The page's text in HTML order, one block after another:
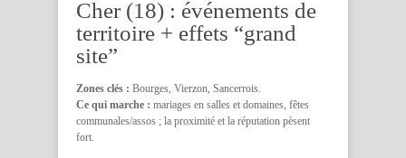
Cher (18) : événements de
territoire + effets “grand
site”
Zones clés : Bourges, Vierzon, Sancerrois.
Ce qui marche : mariages en salles et domaines, fêtes
communales/assos ; la proximité et la réputation pèsent
fort.